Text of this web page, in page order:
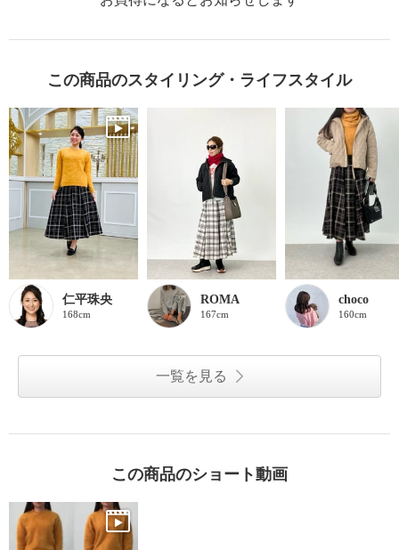
この商品のスタイリング・ライフスタイル
仁平珠央
168cm
ROMA
167cm
choco
160cm
一覧を見る
この商品のショート動画